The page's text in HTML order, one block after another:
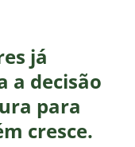
já
a decisão
para
cresce.